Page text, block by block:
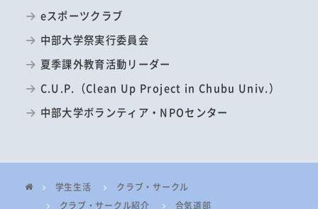
eスポーツクラブ
中部大学祭実行委員会
夏季課外教育活動リーダー
C.U.P.（Clean Up Project in Chubu Univ.）
中部大学ボランティア・NPOセンター
学生生活
クラブ・サークル
クラブ・サークル紹介
合気道部